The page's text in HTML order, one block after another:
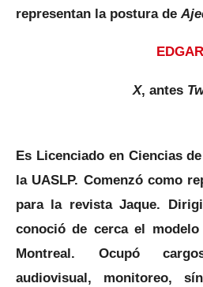
representan la postura de
X, antes
Es Licenciado en Ciencias
la UASLP. Comenzó como
para la revista Jaque.
conoció de cerca el
Montreal. Ocupó
audiovisual, monitoreo,